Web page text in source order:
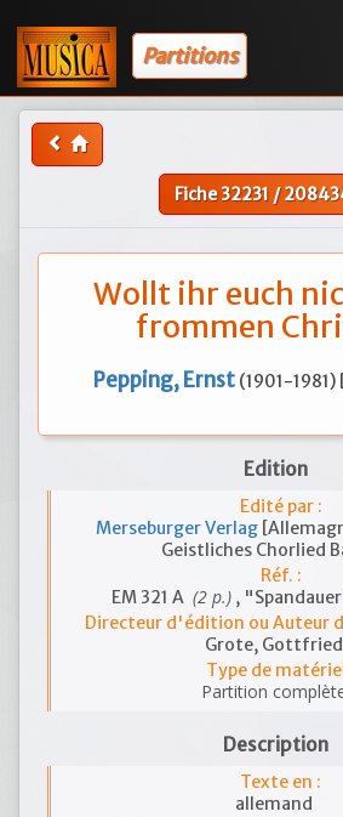
Partitions
Fiche32231 /
Wollt ihr euch
frommen
Pepping, Ernst (1901-
Edition
Edité par :
Merseburger Verlag
Geistliches Chorlied
Réf. :
EM 321 A (2 p.) ,
Directeur d'édition ou Auteur
Grote, Gottfried
Type de
Partition
Description
Texte en :
allemand